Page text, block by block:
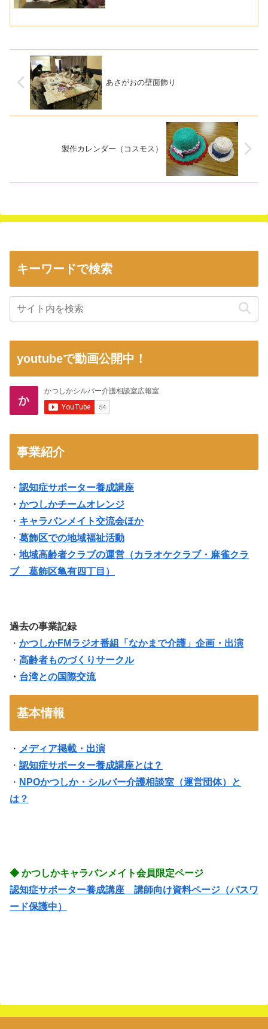
あさがおの壁面飾り
製作カレンダー（コスモス）
キーワードで検索
youtubeで動画公開中！
事業紹介
・ 認知症サポーター養成講座
・ かつしかチームオレンジ
・ キャラバンメイト交流会ほか
・ 葛飾区での地域福祉活動
・ 地域高齢者クラブの運営（カラオケクラブ・麻雀クラ
ブ 葛飾区亀有四丁目 ）
過去の事業記録
・ かつしかFMラジオ番組「なかまで介護」企画・出演
・ 高齢者ものづくりサークル
・ 台湾との国際交流
基本情報
・ メディア掲載・出演
・ 認知症サポーター養成講座とは？
・ NPOかつしか・シルバー介護相談室（運営団体）と
は？
◆ かつしかキャラバンメイト会員限定ページ
認知症サポーター養成講座 講師向け資料ページ（パスワ
ード保護中）